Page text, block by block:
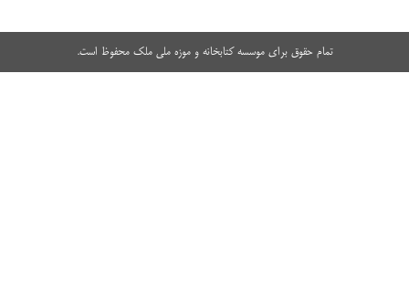
تمام حقوق برای موسسه کتابخانه و موزه ملی ملک محفوظ است.